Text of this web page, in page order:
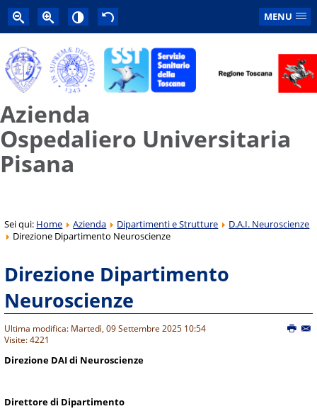
MENU
Azienda
Ospedaliero Universitaria
Pisana
Sei qui: Home Azienda Dipartimenti e Strutture
D.A.I. Neuroscienze
Direzione Dipartimento Neuroscienze
Direzione Dipartimento
Neuroscienze
Ultima modifica: Martedì, 09 Settembre 2025 10:54
Visite: 4221
Direzione DAI di Neuroscienze
Direttore di Dipartimento